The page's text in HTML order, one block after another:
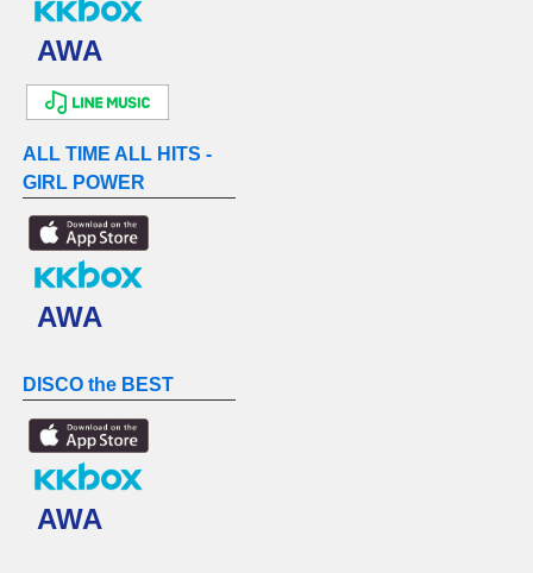
AWA
ALL TIME ALL HITS -
GIRL POWER
AWA
DISCO the BEST
AWA